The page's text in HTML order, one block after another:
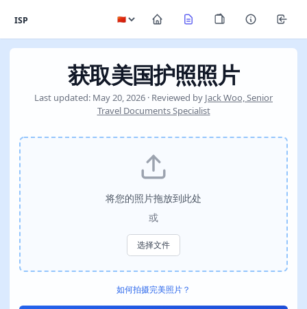
ISP
获取美国护照照片
Last updated: May 20, 2026 · Reviewed by Jack Woo, Senior
Travel Documents Specialist
将您的照片拖放到此处
或
选择文件
如何拍摄完美照片？